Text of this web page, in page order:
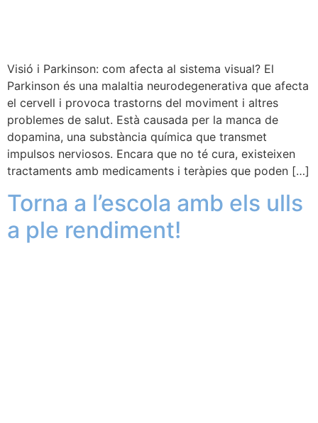
Visió i Parkinson: com afecta al sistema visual? El
Parkinson és una malaltia neurodegenerativa que afecta
el cervell i provoca trastorns del moviment i altres
problemes de salut. Està causada per la manca de
dopamina, una substància química que transmet
impulsos nerviosos. Encara que no té cura, existeixen
tractaments amb medicaments i teràpies que poden […]
Torna a l’escola amb els ulls
a ple rendiment!